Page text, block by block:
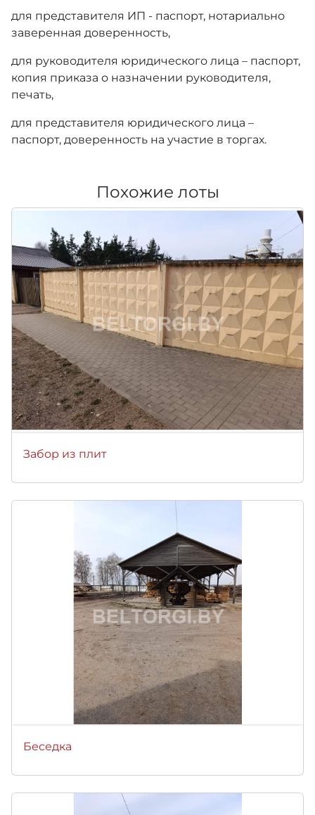
для представителя ИП - паспорт, нотариально
заверенная доверенность,
для руководителя юридического лица – паспорт,
копия приказа о назначении руководителя,
печать,
для представителя юридического лица –
паспорт, доверенность на участие в торгах.
Похожие лоты
Забор из плит
Беседка